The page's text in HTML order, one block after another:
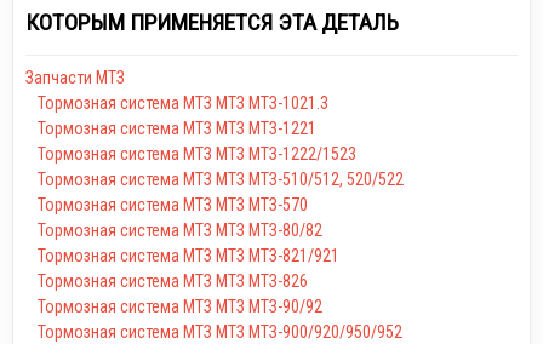
КОТОРЫМ ПРИМЕНЯЕТСЯ ЭТА ДЕТАЛЬ
Запчасти МТЗ
Тормозная система МТЗ МТЗ МТЗ-1021.3
Тормозная система МТЗ МТЗ МТЗ-1221
Тормозная система МТЗ МТЗ МТЗ-1222/1523
Тормозная система МТЗ МТЗ МТЗ-510/512, 520/522
Тормозная система МТЗ МТЗ МТЗ-570
Тормозная система МТЗ МТЗ МТЗ-80/82
Тормозная система МТЗ МТЗ МТЗ-821/921
Тормозная система МТЗ МТЗ МТЗ-826
Тормозная система МТЗ МТЗ МТЗ-90/92
Тормозная система МТЗ МТЗ МТЗ-900/920/950/952